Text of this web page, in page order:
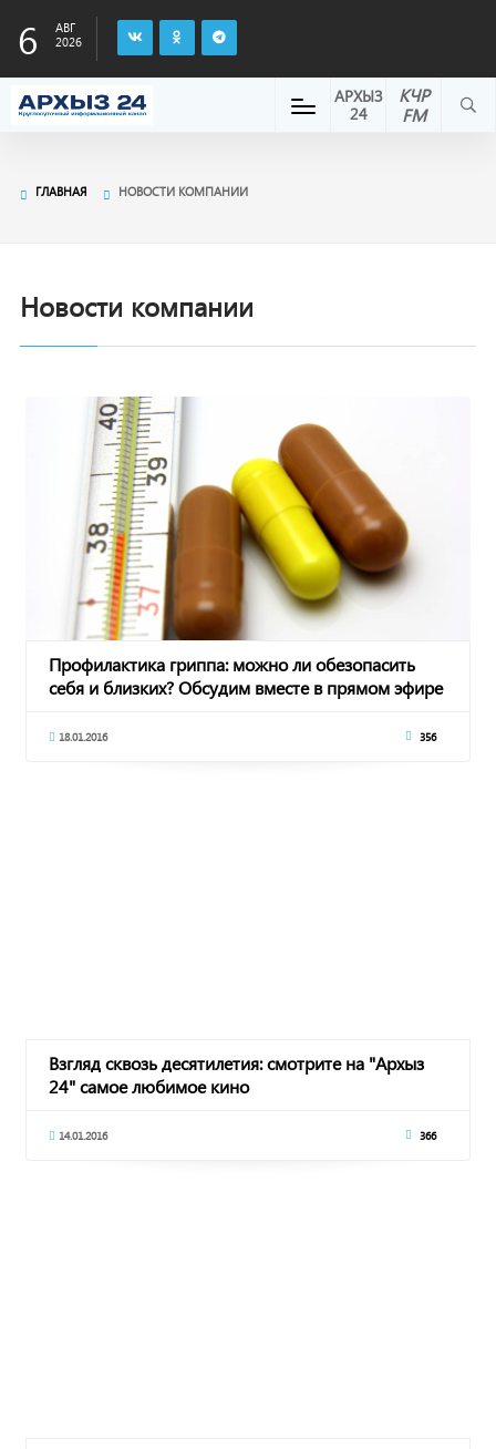
6
АВГ
2026
КЧР
FM
АРХЫЗ
24
ГЛАВНАЯ НОВОСТИ КОМПАНИИ
Новости компании
Профилактика гриппа: можно ли обезопасить
себя и близких? Обсудим вместе в прямом эфире
18.01.2016 356
Взгляд сквозь десятилетия: смотрите на "Архыз
24" самое любимое кино
14.01.2016 366